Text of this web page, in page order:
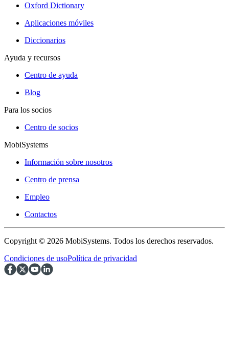
Oxford Dictionary
Aplicaciones móviles
Diccionarios
Ayuda y recursos
Centro de ayuda
Blog
Para los socios
Centro de socios
MobiSystems
Información sobre nosotros
Centro de prensa
Empleo
Contactos
Copyright © 2026 MobiSystems. Todos los derechos reservados.
Condiciones de usoPolítica de privacidad